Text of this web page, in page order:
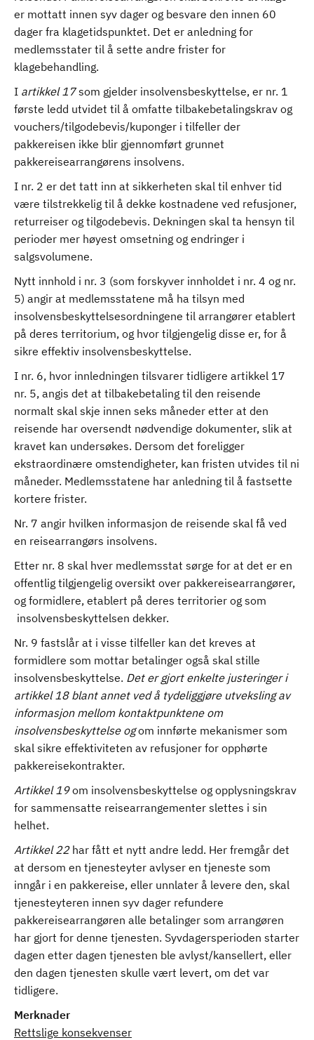
er mottatt innen syv dager og besvare den innen 60
dager fra klagetidspunktet. Det er anledning for
medlemsstater til å sette andre frister for
klagebehandling.
I artikkel 17som gjelder insolvensbeskyttelse, er nr. 1
første ledd utvidet til å omfatte tilbakebetalingskrav og
vouchers/tilgodebevis/kuponger i tilfeller der
pakkereisen ikke blir gjennomført grunnet
pakkereisearrangørens insolvens.
I nr. 2 er det tatt inn at sikkerheten skal til enhver tid
være tilstrekkelig til å dekke kostnadene ved refusjoner,
returreiser og tilgodebevis. Dekningen skal ta hensyn til
perioder mer høyest omsetning og endringer i
salgsvolumene.
Nytt innhold i nr. 3 (som forskyver innholdet i nr. 4 og nr.
5) angir at medlemsstatene må ha tilsyn med
insolvensbeskyttelsesordningene til arrangører etablert
på deres territorium, og hvor tilgjengelig disse er, for å
sikre effektiv insolvensbeskyttelse.
I nr. 6, hvor innledningen tilsvarer tidligere artikkel 17
nr. 5, angis det at tilbakebetaling til den reisende
normalt skal skje innen seks måneder etter at den
reisende har oversendt nødvendige dokumenter, slik at
kravet kan undersøkes. Dersom det foreligger
ekstraordinære omstendigheter, kan fristen utvides til ni
måneder. Medlemsstatene har anledning til å fastsette
kortere frister.
Nr. 7 angir hvilken informasjon de reisende skal få ved
en reisearrangørs insolvens.
Etter nr. 8 skal hver medlemsstat sørge for at det er en
offentlig tilgjengelig oversikt over pakkereisearrangører,
og formidlere, etablert på deres territorier og som
insolvensbeskyttelsen dekker.
Nr. 9 fastslår at i visse tilfeller kan det kreves at
formidlere som mottar betalinger også skal stille
insolvensbeskyttelse. Det er gjort enkelte justeringer i
artikkel 18 blant annet ved å tydeliggjøre utveksling av
informasjon mellom kontaktpunktene om
insolvensbeskyttelse ogom innførte mekanismer som
skal sikre effektiviteten av refusjoner for opphørte
pakkereisekontrakter.
Artikkel 19om insolvensbeskyttelse og opplysningskrav
for sammensatte reisearrangementer slettes i sin
helhet.
Artikkel 22har fått et nytt andre ledd. Her fremgår det
at dersom en tjenesteyter avlyser en tjeneste som
inngår i en pakkereise, eller unnlater å levere den, skal
tjenesteyteren innen syv dager refundere
pakkereisearrangøren alle betalinger som arrangøren
har gjort for denne tjenesten. Syvdagersperioden starter
dagen etter dagen tjenesten ble avlyst/kansellert, eller
den dagen tjenesten skulle vært levert, om det var
tidligere.
Merknader
Rettslige konsekvenser